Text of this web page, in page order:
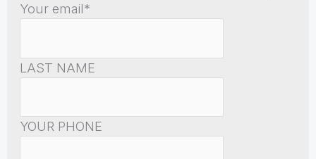
Your email*
LAST NAME
YOUR PHONE